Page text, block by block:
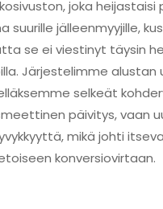
joka
suurille jälleenmyyjille,
se ei viestinyt täysin
Järjestelimme
selkeät
päivitys, vaan
mikä johti
konversiovirtaan.